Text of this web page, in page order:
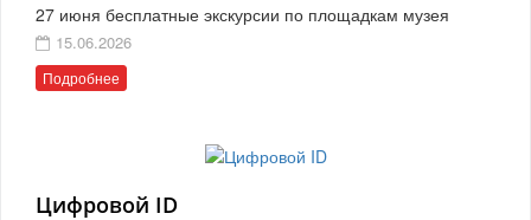
27 июня бесплатные экскурсии по площадкам музея
15.06.2026
Подробнее
Цифровой ID